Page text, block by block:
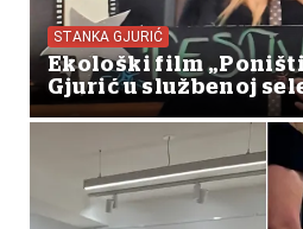
STANKA GJURIĆ
Ekološki film
Gjurić u službenoj